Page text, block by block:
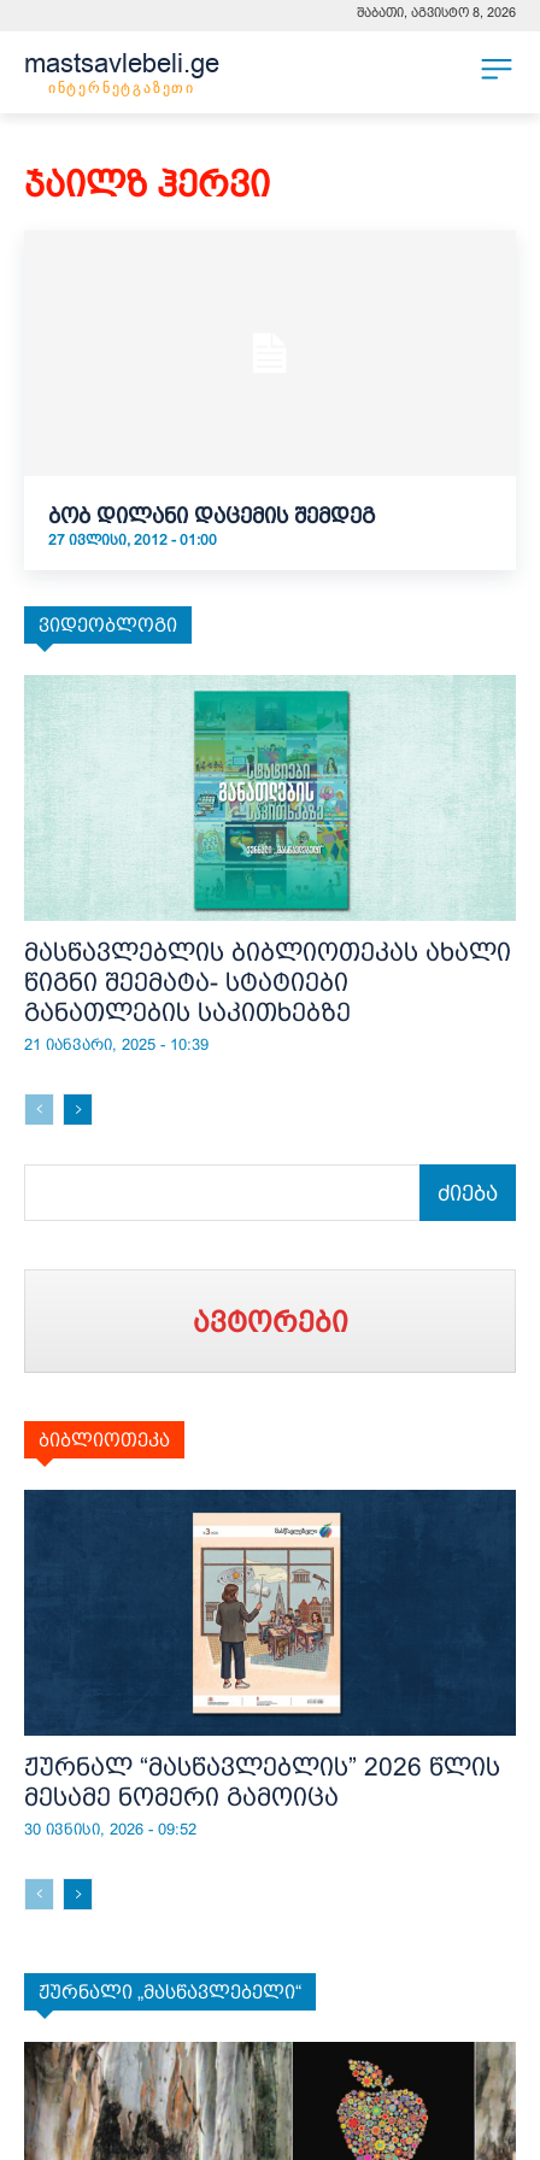
შაბათი, აგვისტო 8, 2026
mastsavlebeli.ge
ინტერნეტგაზეთი
ჯაილზ ჰერვი
ბობ დილანი დაცემის შემდეგ
27 ᲘᲕᲚᲘᲡᲘ, 2012 - 01:00
ვიდეობლოგი
მასწავლებლის ბიბლიოთეკას ახალი
წიგნი შეემატა- სტატიები
განათლების საკითხებზე
21 იანვარი, 2025 - 10:39
ძიება
ავტორები
ბიბლიოთეკა
ჟურნალ “მასწავლებლის” 2026 წლის
მესამე ნომერი გამოიცა
30 ივნისი, 2026 - 09:52
ჟურნალი „მასწავლებელი“